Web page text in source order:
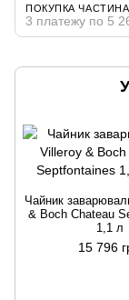
ПОКУПКА
3 платежу по 5
Чайник
& Boch Chateau
1,1 л
15 796